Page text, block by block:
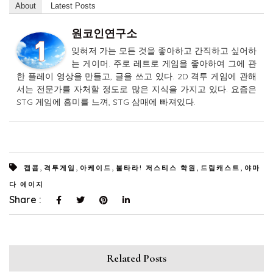
About Latest Posts
원코인연구소
잊혀저 가는 모든 것을 좋아하고 간직하고 싶어하
는 게이머. 주로 레트로 게임을 좋아하여 그에 관
한 플레이 영상을 만들고, 글을 쓰고 있다. 2D 격투 게임에 관해
서는 전문가를 자처할 정도로 많은 지식을 가지고 있다. 요즘은
STG 게임에 흥미를 느껴, STG 삼매에 빠져있다.
캡콤 격투게임 아케이드 불타라! 저스티스 학원 드림캐스트
야마
다 에이지
Share :
Related Posts